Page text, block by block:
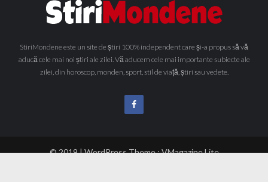
StiriMondene este un site de știri 100% independent care și-a propus să vă
aducă cele mai noi știri ale zilei. Vă aducem cele mai importante subiecte ale
zilei, din horoscop, monden, sport, stil de viață, știri sau vedete.
© 2019 | WordPress Theme :VMagazine Lite